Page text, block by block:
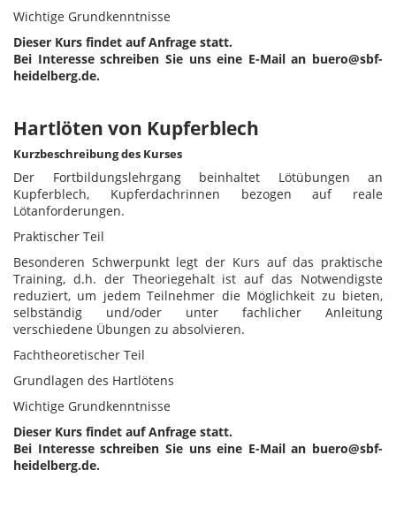
Wichtige Grundkenntnisse
Dieser Kurs findet auf Anfrage statt.
Bei Interesse schreiben Sie uns eine E-Mail an buero@sbf-
heidelberg.de.
Hartlöten von Kupferblech
Kurzbeschreibung des Kurses
Der Fortbildungslehrgang beinhaltet Lötübungen an
Kupferblech, Kupferdachrinnen bezogen auf reale
Lötanforderungen.
Praktischer Teil
Besonderen Schwerpunkt legt der Kurs auf das praktische
Training, d.h. der Theoriegehalt ist auf das Notwendigste
reduziert, um jedem Teilnehmer die Möglichkeit zu bieten,
selbständig und/oder unter fachlicher Anleitung
verschiedene Übungen zu absolvieren.
Fachtheoretischer Teil
Grundlagen des Hartlötens
Wichtige Grundkenntnisse
Dieser Kurs findet auf Anfrage statt.
Bei Interesse schreiben Sie uns eine E-Mail an buero@sbf-
heidelberg.de.